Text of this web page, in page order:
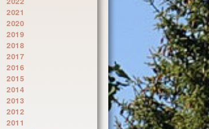
2021
2020
2019
2018
2017
2016
2015
2014
2013
2012
2011